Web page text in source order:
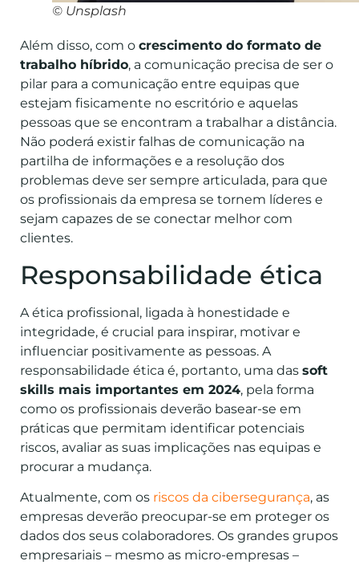
© Unsplash
Além disso, com o crescimento do formato de
trabalho híbrido, a comunicação precisa de ser o
pilar para a comunicação entre equipas que
estejam fisicamente no escritório e aquelas
pessoas que se encontram a trabalhar a distância.
Não poderá existir falhas de comunicação na
partilha de informações e a resolução dos
problemas deve ser sempre articulada, para que
os profissionais da empresa se tornem líderes e
sejam capazes de se conectar melhor com
clientes.
Responsabilidade ética
A ética profissional, ligada à honestidade e
integridade, é crucial para inspirar, motivar e
influenciar positivamente as pessoas. A
responsabilidade ética é, portanto, uma das soft
skills mais importantes em 2024, pela forma
como os profissionais deverão basear-se em
práticas que permitam identificar potenciais
riscos, avaliar as suas implicações nas equipas e
procurar a mudança.
Atualmente, com os riscos da cibersegurança, as
empresas deverão preocupar-se em proteger os
dados dos seus colaboradores. Os grandes grupos
empresariais – mesmo as micro-empresas –